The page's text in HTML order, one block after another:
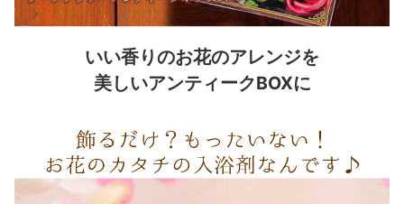
いい香りのお花のアレンジを
美しいアンティークBOXに